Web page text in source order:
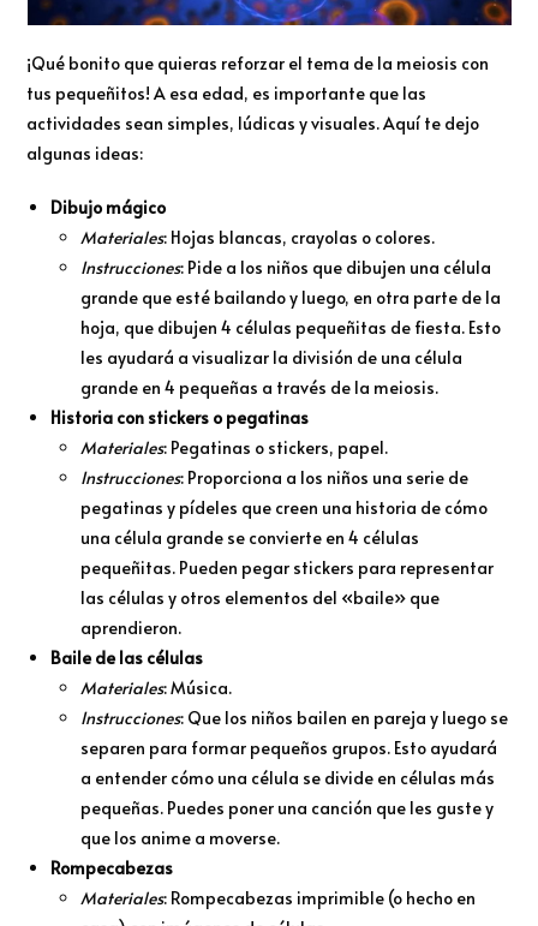
¡Qué bonito que quieras reforzar el tema de la meiosis con
tus pequeñitos! A esa edad, es importante que las
actividades sean simples, lúdicas y visuales. Aquí te dejo
algunas ideas:
Dibujo mágico
Materiales: Hojas blancas, crayolas o colores.
Instrucciones: Pide a los niños que dibujen una célula
grande que esté bailando y luego, en otra parte de la
hoja, que dibujen 4 células pequeñitas de fiesta. Esto
les ayudará a visualizar la división de una célula
grande en 4 pequeñas a través de la meiosis.
Historia con stickers o pegatinas
Materiales: Pegatinas o stickers, papel.
Instrucciones: Proporciona a los niños una serie de
pegatinas y pídeles que creen una historia de cómo
una célula grande se convierte en 4 células
pequeñitas. Pueden pegar stickers para representar
las células y otros elementos del «baile» que
aprendieron.
Baile de las células
Materiales: Música.
Instrucciones: Que los niños bailen en pareja y luego se
separen para formar pequeños grupos. Esto ayudará
a entender cómo una célula se divide en células más
pequeñas. Puedes poner una canción que les guste y
que los anime a moverse.
Rompecabezas
Materiales: Rompecabezas imprimible (o hecho en